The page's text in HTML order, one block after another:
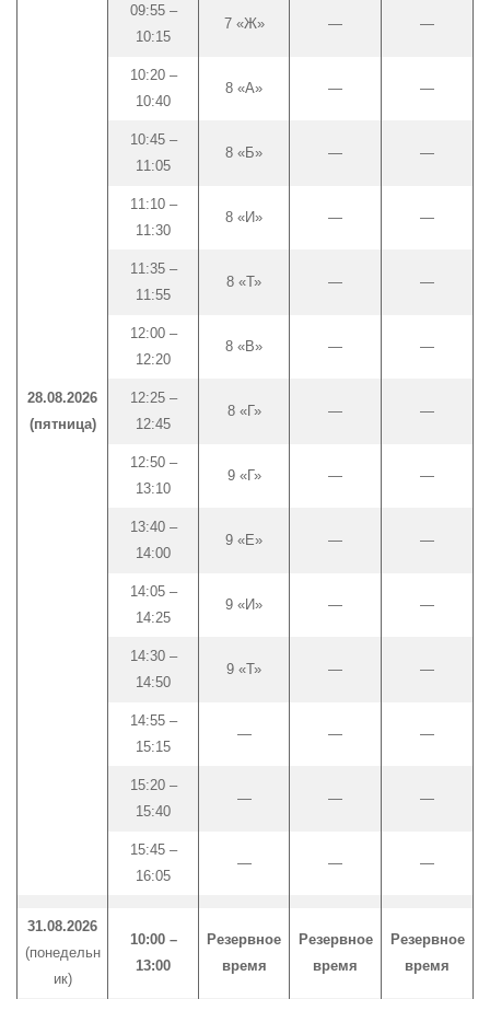
28.08.2026
(пятница)
09:55 –
10:15
7 «Ж» — —
10:20 –
10:40
8 «А» — —
10:45 –
11:05
8 «Б» — —
11:10 –
11:30
8 «И» — —
11:35 –
11:55
8 «Т» — —
12:00 –
12:20
8 «В» — —
12:25 –
12:45
8 «Г» — —
12:50 –
13:10
9 «Г» — —
13:40 –
14:00
9 «Е» — —
14:05 –
14:25
9 «И» — —
14:30 –
14:50
9 «Т» — —
14:55 –
15:15
— — —
15:20 –
15:40
— — —
15:45 –
16:05
— — —
31.08.2026
(понедельн
ик)
10:00 –
13:00
Резервное
время
Резервное
время
Резервное
время